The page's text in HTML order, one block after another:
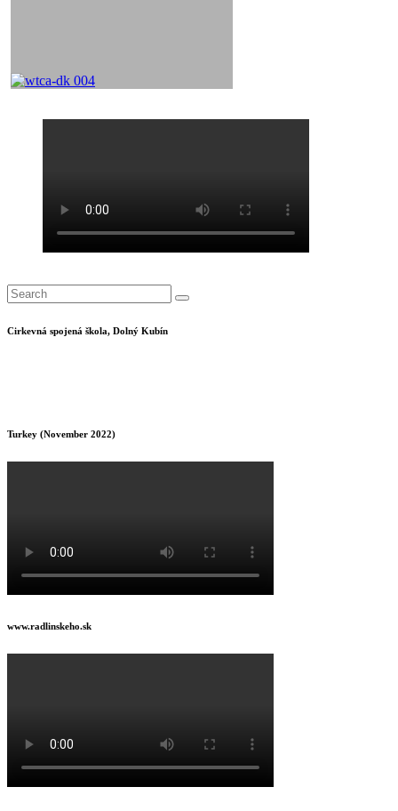
Cirkevná spojená škola, Dolný Kubín
Turkey (November 2022)
www.radlinskeho.sk